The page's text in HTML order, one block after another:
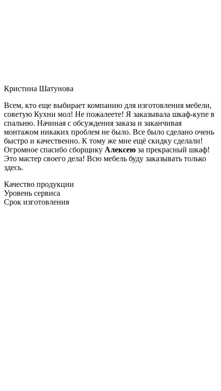
Кристина Шатунова
Всем, кто еще выбирает компанию для изготовления мебели,
советую Кухни мол! Не пожалеете! Я заказывала шкаф-купе в
спальню. Начиная с обсуждения заказа и заканчивая
монтажом никаких проблем не было. Все было сделано очень
быстро и качественно. К тому же мне ещё скидку сделали!
Огромное спасибо сборщику Алексею за прекрасный шкаф!
Это мастер своего дела! Всю мебель буду заказывать только
здесь.
Качество продукции
Уровень сервиса
Срок изготовления